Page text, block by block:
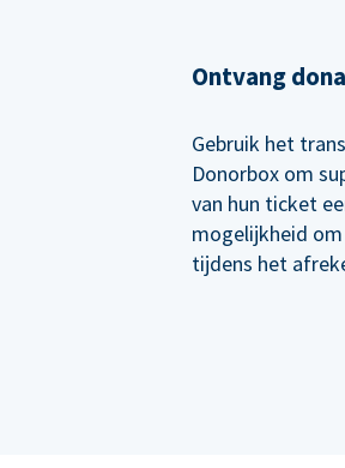
Ontvang
Gebruik het
Donorbox om
van hun ticket
mogelijkheid
tijdens het